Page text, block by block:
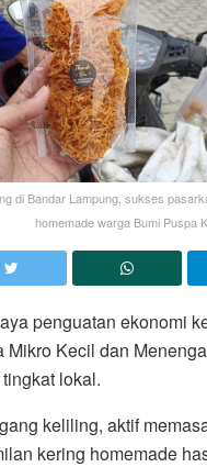
di Bandar Lampung, sukses
homemade warga Bumi Puspa
penguatan ekonomi
Mikro Kecil dan
lokal.
keliling, aktif
kering homemade